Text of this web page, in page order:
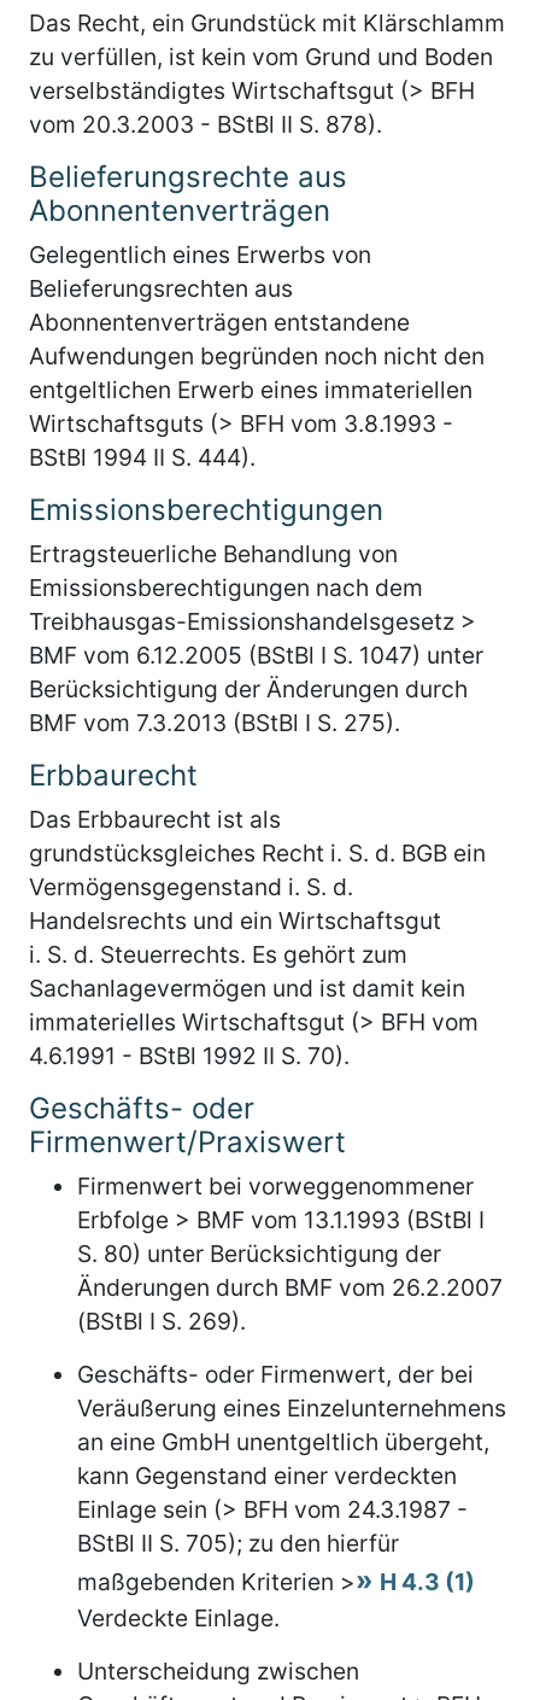
Das Recht, ein Grundstück mit Klärschlamm
zu verfüllen, ist kein vom Grund und Boden
verselbständigtes Wirtschaftsgut (> BFH
vom 20.3.2003 - BStBl II S. 878).
Belieferungsrechte aus
Abonnentenverträgen
Gelegentlich eines Erwerbs von
Belieferungsrechten aus
Abonnentenverträgen entstandene
Aufwendungen begründen noch nicht den
entgeltlichen Erwerb eines immateriellen
Wirtschaftsguts (> BFH vom 3.8.1993 -
BStBl 1994 II S. 444).
Emissionsberechtigungen
Ertragsteuerliche Behandlung von
Emissionsberechtigungen nach dem
Treibhausgas-Emissionshandelsgesetz >
BMF vom 6.12.2005 (BStBl I S. 1047) unter
Berücksichtigung der Änderungen durch
BMF vom 7.3.2013 (BStBl I S. 275).
Erbbaurecht
Das Erbbaurecht ist als
grundstücksgleiches Recht i. S. d. BGB ein
Vermögensgegenstand i. S. d.
Handelsrechts und ein Wirtschaftsgut
i. S. d. Steuerrechts. Es gehört zum
Sachanlagevermögen und ist damit kein
immaterielles Wirtschaftsgut (> BFH vom
4.6.1991 - BStBl 1992 II S. 70).
Geschäfts- oder
Firmenwert/Praxiswert
Firmenwert bei vorweggenommener
Erbfolge > BMF vom 13.1.1993 (BStBl I
S. 80) unter Berücksichtigung der
Änderungen durch BMF vom 26.2.2007
(BStBl I S. 269).
Geschäfts- oder Firmenwert, der bei
Veräußerung eines Einzelunternehmens
an eine GmbH unentgeltlich übergeht,
kann Gegenstand einer verdeckten
Einlage sein (> BFH vom 24.3.1987 -
BStBl II S. 705); zu den hierfür
maßgebenden Kriterien >
H 4.3 (1)
Verdeckte Einlage.
Unterscheidung zwischen